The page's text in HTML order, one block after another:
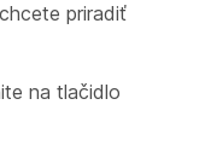
priradiť
na tlačidlo